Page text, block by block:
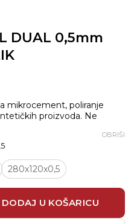
DUAL 0,5mm
mikrocement, poliranje
proizvoda. Ne
280x120x0,5
OBRIŠI
NEHRĐAJUĆI ČELIK
DODAJ U KOŠARICU